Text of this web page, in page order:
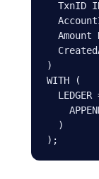
TxnID
Amount
)
WITH (
LEDGER
  )
);